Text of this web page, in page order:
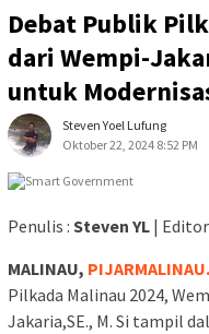
Debat Publik
dari Wempi-
untuk
Steven Yoel Lufung
Oktober 22, 2024 8:52 PM
Penulis : Steven YL | Editor
MALINAU,
Pilkada Malinau 2024,
Jakaria,SE., M. Si tampil